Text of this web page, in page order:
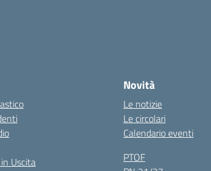
Uscita
Novità
Le notizie
Le circolari
Calendario eventi
PTOF